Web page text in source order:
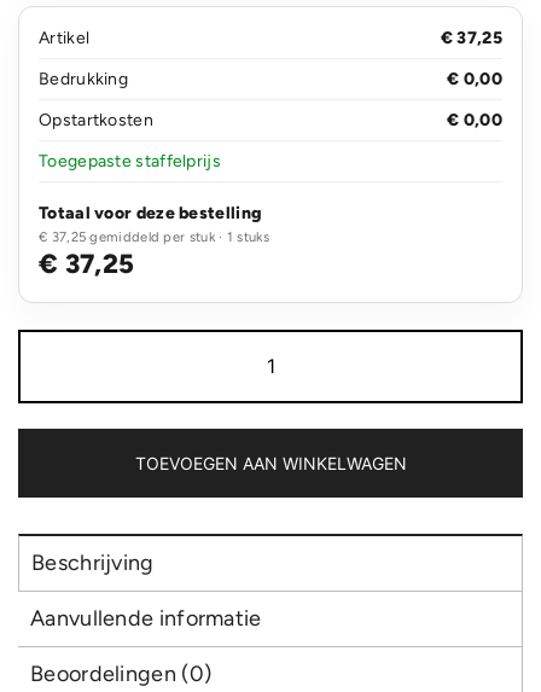
Artikel
€ 37,25
Bedrukking
€ 0,00
Opstartkosten
€ 0,00
Toegepaste staffelprijs
Totaal voor deze bestelling
€ 37,25 gemiddeld per stuk · 1 stuks
€ 37,25
Peak
RPET
allover
15"
TOEVOEGEN AAN WINKELWAGEN
Beschrijving
Aanvullende informatie
Beoordelingen (0)